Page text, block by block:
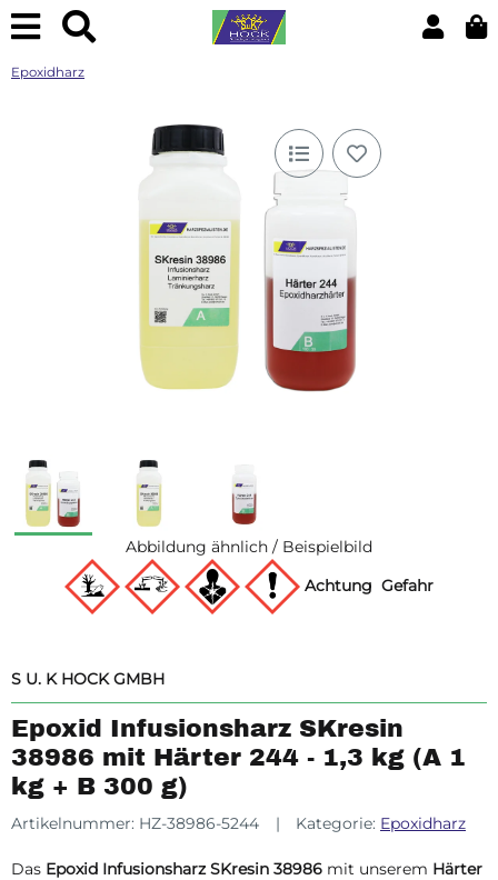
Epoxidharz
Abbildung ähnlich / Beispielbild
Achtung Gefahr
S U. K HOCK GMBH
Epoxid Infusionsharz SKresin
38986 mit Härter 244 - 1,3 kg (A 1
kg + B 300 g)
Artikelnummer: HZ-38986-5244 Kategorie: Epoxidharz
Das Epoxid Infusionsharz SKresin 38986 mit unserem Härter